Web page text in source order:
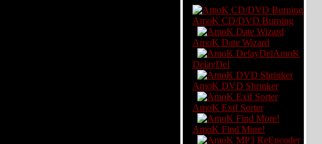
AmoK CD/DVD Burning
AmoK Date Wizard
AmoK
DelayDel
AmoK DVD Shrinker
AmoK Exif Sorter
AmoK Find More!